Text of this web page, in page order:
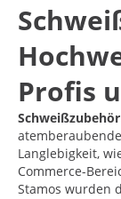
Profis
Langlebigkeit,
Commerce-
Stamos wurden